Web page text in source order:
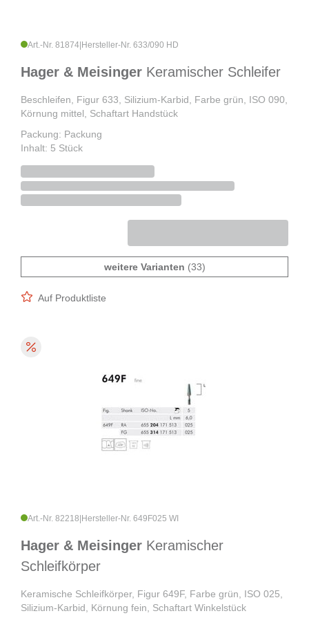
Art.-Nr. 81874 Hersteller-Nr. 633/090 HD
Hager & Meisinger Keramischer Schleifer
Beschleifen, Figur 633, Silizium-Karbid, Farbe grün, ISO 090,
Körnung mittel, Schaftart Handstück
Packung: Packung
Inhalt: 5 Stück
weitere Varianten (33)
Auf Produktliste
Art.-Nr. 82218 Hersteller-Nr. 649F025 WI
Hager & Meisinger Keramischer
Schleifkörper
Keramische Schleifkörper, Figur 649F, Farbe grün, ISO 025,
Silizium-Karbid, Körnung fein, Schaftart Winkelstück